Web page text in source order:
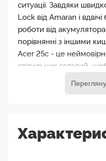
ситуації. Завдяки
Lock від Amaran і
роботи від
порівнянні з іншими
Acer 25c - це
світильник готовий,
З додатковою сіткою